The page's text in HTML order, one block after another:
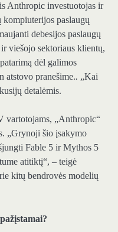
Anthropic investuotojas ir
kompiuterijos paslaugų
debesijos paslaugų
viešojo sektoriaus klientų,
dėl galimos
atstovo pranešime.. „Kai
detalėmis.
vartotojams, „Anthropic“
„Grynoji šio įsakymo
Fable 5 ir Mythos 5
atitiktį“, – teigė
kitų bendrovės modelių